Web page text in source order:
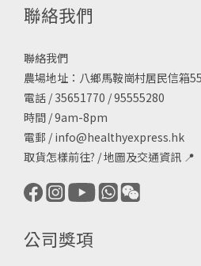
聯絡我們
聯絡我們
農場地址：八鄉馬鞍崗村居民信箱
電話 / 35651770 / 95555280
時間 / 9am-8pm
電郵 / info@healthyexpress.hk
取貨怎樣前往? /地圖及交通資訊 📍
公司獎項